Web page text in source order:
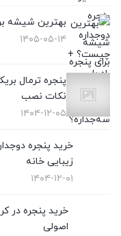
توری پلیسه (10)
توری پنجره
در آلمینیوم(10)
رگلاژ پنجره
شیشه سکوریت (3)
بهترین شیشه
۱۴۰۵-۰۵-۱۴
پنجره ترمال
نکات نصب
۱۴۰۴-۱۲-۰۵
زیبایی خانه
۱۴۰۴-۱۲-۰۱
خرید پنجره در
اصولی